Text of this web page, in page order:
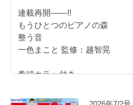
連載再開――!!
もうひとつのピアノの森
整う音
一色まこと 監修：越智晃
巻頭カラー付き
夜鷹ふたたび